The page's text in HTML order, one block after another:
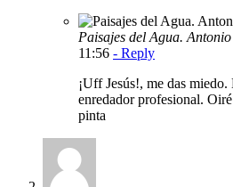
Paisajes del Agua.
11:56 - Reply
¡Uff Jesús!, me das
enredador profesional.
pinta